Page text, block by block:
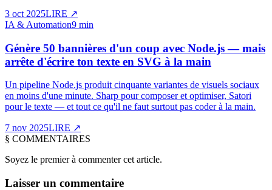
3 oct 2025LIRE ↗
IA & Automation9 min
Génère 50 bannières d'un coup avec Node.js — mais
arrête d'écrire ton texte en SVG à la main
Un pipeline Node.js produit cinquante variantes de visuels sociaux
en moins d'une minute. Sharp pour composer et optimiser, Satori
pour le texte — et tout ce qu'il ne faut surtout pas coder à la main.
7 nov 2025LIRE ↗
§ COMMENTAIRES
Soyez le premier à commenter cet article.
Laisser un commentaire